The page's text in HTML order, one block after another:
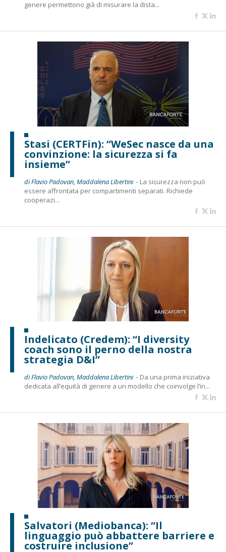
genere permettono già di misurare la dista...
Stasi (CERTFin): “WeSec nasce da una
convinzione: la sicurezza si fa
insieme”
di Flavio Padovan, Maddalena Libertini - La sicurezza non può
essere affrontata per compartimenti separati. Richiede
cooperazi...
Indelicato (Credem): “I diversity
coach sono il perno della nostra
strategia D&I”
di Flavio Padovan, Maddalena Libertini - Da una prima iniziativa
dedicata all’equità di genere a un modello che coinvolge l’in...
Salvatori (Mediobanca): “Il
linguaggio può abbattere barriere e
costruire inclusione”